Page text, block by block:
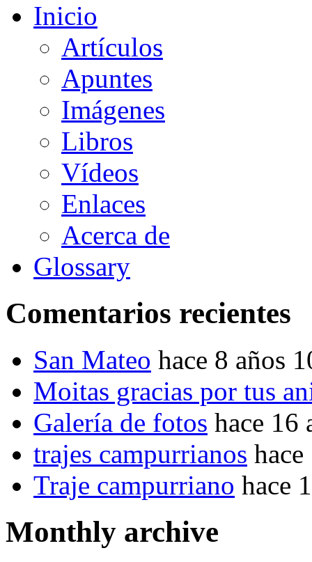
Inicio
Artículos
Apuntes
Imágenes
Libros
Vídeos
Enlaces
Acerca de
Glossary
Comentarios recientes
San Mateo hace 8 años
Moitas gracias por tus
Galería de fotos hace 16
trajes campurrianos
Traje campurriano hace
Monthly archive